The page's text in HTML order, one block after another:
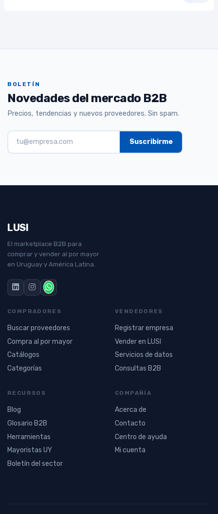
BOLETÍN
Novedades del mercado B2B
Precios, tendencias y nuevos proveedores. Sin spam.
LUSI
El marketplace B2B para
comprar y vender al por mayor
en Uruguay y América Latina.
COMPRADORES
Buscar proveedores
Compra al por mayor
Catálogos
Categorías
VENDEDORES
Registrar empresa
Vender en LUSI
Servicios de datos
Consultas B2B
RECURSOS
Blog
Glosario B2B
Herramientas
Mayoristas UY
Boletín del sector
COMPAÑÍA
Acerca de
Contacto
Centro de ayuda
Mi cuenta